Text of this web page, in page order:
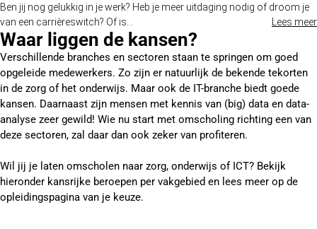
Ben jij nog gelukkig in je werk? Heb je meer uitdaging nodig of droom je
van een carrièreswitch? Of is...
Lees meer
Waar liggen de kansen?
Verschillende branches en sectoren staan te springen om goed
opgeleide medewerkers. Zo zijn er natuurlijk de bekende tekorten
in de zorg of het onderwijs. Maar ook de IT-branche biedt goede
kansen. Daarnaast zijn mensen met kennis van (big) data en data-
analyse zeer gewild! Wie nu start met omscholing richting een van
deze sectoren, zal daar dan ook zeker van profiteren.
Wil jij je laten omscholen naar zorg, onderwijs of ICT? Bekijk
hieronder kansrijke beroepen per vakgebied en lees meer op de
opleidingspagina van je keuze.